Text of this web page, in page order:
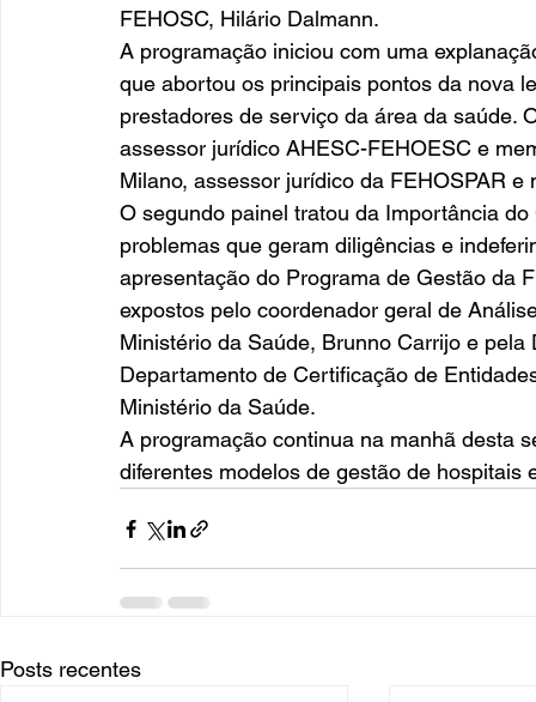
FEHOSC, Hilário Dalmann.
A programação iniciou com uma
que abortou os principais pontos da nova
prestadores de serviço da área da saúde.
assessor jurídico AHESC-FEHOESC e
Milano, assessor jurídico da FEHOSPAR
O segundo painel tratou da Importância
problemas que geram diligências e
apresentação do Programa de Gestão da
expostos pelo coordenador geral de
Ministério da Saúde, Brunno Carrijo e
Departamento de Certificação de
Ministério da Saúde.
A programação continua na manhã desta
diferentes modelos de gestão de hospitais
Posts recentes